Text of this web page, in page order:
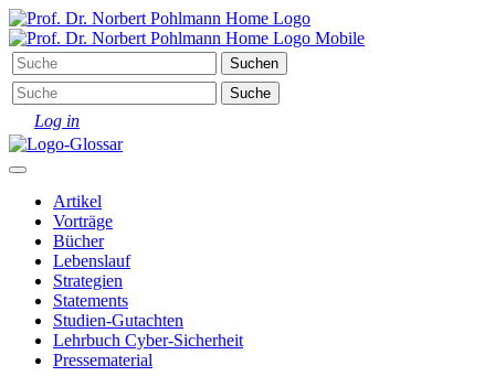
Log in
Artikel
Vorträge
Bücher
Lebenslauf
Strategien
Statements
Studien-Gutachten
Lehrbuch Cyber-Sicherheit
Pressematerial